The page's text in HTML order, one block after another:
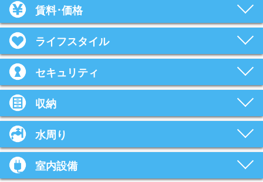
賃料･価格
ライフスタイル
セキュリティ
収納
水周り
室内設備